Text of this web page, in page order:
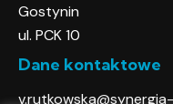
Gostynin
ul. PCK 10
Dane kontaktowe